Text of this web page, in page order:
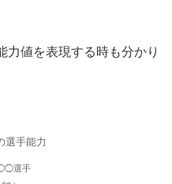
力値を表現する時も分かり